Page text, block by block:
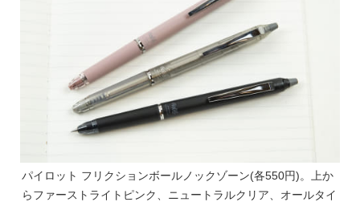
パイロット フリクションボールノックゾーン(各550円)。上か
らファーストライトピンク、ニュートラルクリア、オールタイ